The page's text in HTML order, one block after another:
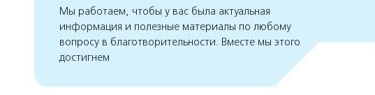
Мы работаем, чтобы у вас была актуальная
информация и полезные материалы по любому
вопросу в благотворительности. Вместе мы этого
достигнем